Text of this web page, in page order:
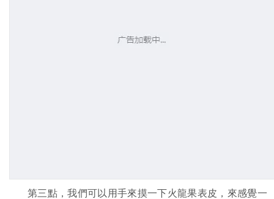
第三點，我們可以用手來摸一下火龍果表皮，來感覺一